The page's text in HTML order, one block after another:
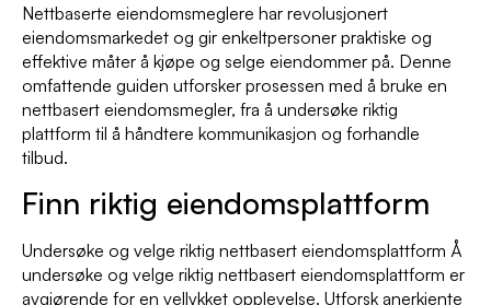
Nettbaserte eiendomsmeglere har revolusjonert
eiendomsmarkedet og gir enkeltpersoner praktiske og
effektive måter å kjøpe og selge eiendommer på. Denne
omfattende guiden utforsker prosessen med å bruke en
nettbasert eiendomsmegler, fra å undersøke riktig
plattform til å håndtere kommunikasjon og forhandle
tilbud.
Finn riktig eiendomsplattform
Undersøke og velge riktig nettbasert eiendomsplattform Å
undersøke og velge riktig nettbasert eiendomsplattform er
avgjørende for en vellykket opplevelse. Utforsk anerkjente